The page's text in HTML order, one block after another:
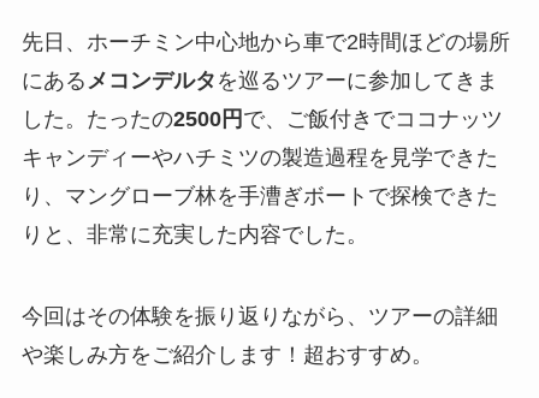
先日、ホーチミン中心地から車で2時間ほどの場所
にある メコンデルタ を巡るツアーに参加してきま
した。たったの2500円 で、ご飯付きでココナッツ
キャンディーやハチミツの製造過程を見学できた
り、マングローブ林を手漕ぎボートで探検できた
りと、非常に充実した内容でした。
今回はその体験を振り返りながら、ツアーの詳細
や楽しみ方をご紹介します！超おすすめ。